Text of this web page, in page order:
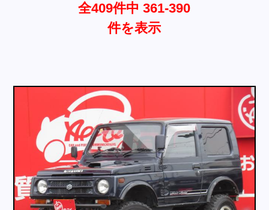
全409件中 361-390
件を表示